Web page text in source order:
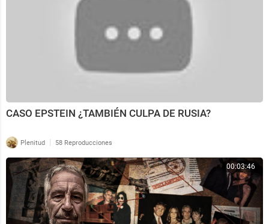
CASO EPSTEIN ¿TAMBIÉN CULPA DE RUSIA?
Plenitud | 58 Reproducciones
00:03:46